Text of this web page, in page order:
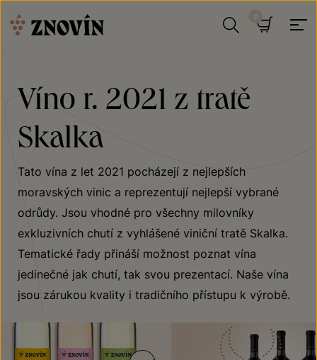
Víno r. 2021 z tratě
Skalka
Tato vína z let 2021 pocházejí z nejlepších
moravských vinic a reprezentují nejlepší vybrané
odrůdy. Jsou vhodné pro všechny milovníky
exkluzivních chutí z vyhlášené viniční tratě Skalka.
Tematické řady přináší možnost poznat vína
jedinečné jak chutí, tak svou prezentací. Naše vína
jsou zárukou kvality i tradičního přístupu k výrobě.